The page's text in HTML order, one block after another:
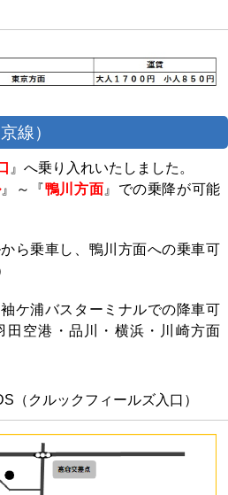
線）
』へ乗り入れいたしました。
』～『鴨川方面 』での乗降が可能
ら乗車し、鴨川方面への乗車可
ケ浦バスターミナルでの降車可
田空港・品川・横浜・川崎方面
クルックフィールズ入口）